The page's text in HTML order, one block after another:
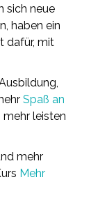
sich neue
haben ein
dafür, mit
Spaß an
mehr leisten
mehr
Mehr